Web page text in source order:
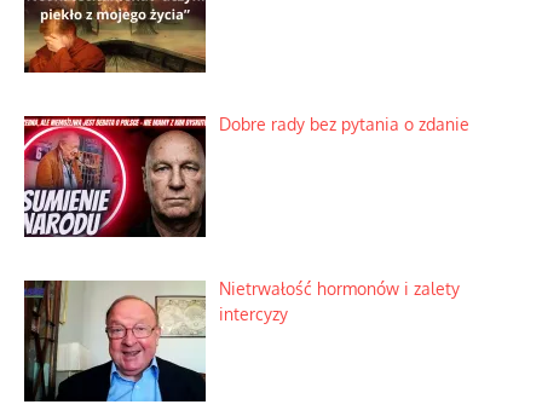
Dobre rady bez pytania o zdanie
Nietrwałość hormonów i zalety
intercyzy